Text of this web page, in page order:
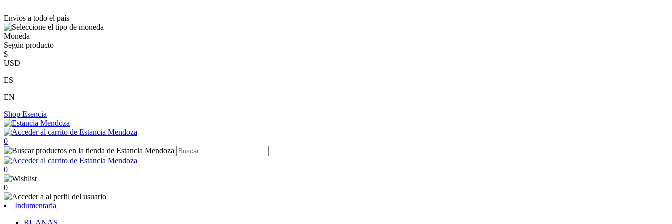
Envíos a todo el país
Moneda
Según producto
$
USD
ES
EN
Shop Esencia
0
0
0
Indumentaria